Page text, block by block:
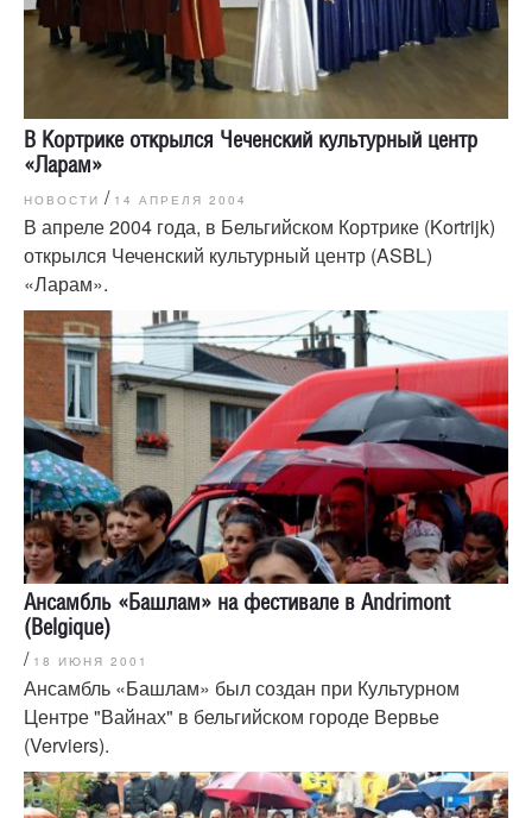
В Кортрике открылся Чеченский культурный центр
«Ларам»
НОВОСТИ / 14 АПРЕЛЯ 2004
В апреле 2004 года, в Бельгийском Кортрике (Kortrijk)
открылся Чеченский культурный центр (ASBL)
«Ларам».
Ансамбль «Башлам» на фестивале в Andrimont
(Belgique)
/ 18 ИЮНЯ 2001
Ансамбль «Башлам» был создан при Культурном
Центре "Вайнах" в бельгийском городе Вервье
(Verviers).